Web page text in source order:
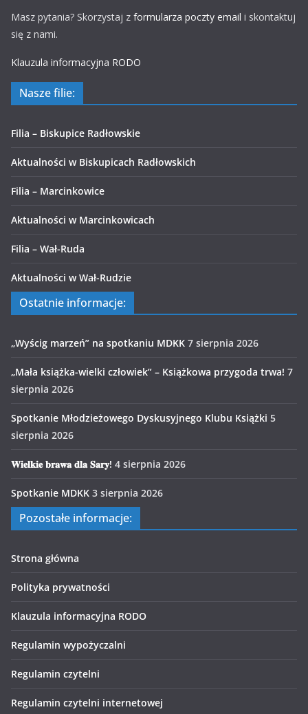
Masz pytania? Skorzystaj z formularza poczty email i skontaktuj
się z nami.
Klauzula informacyjna RODO
Nasze filie:
Filia – Biskupice Radłowskie
Aktualności w Biskupicach Radłowskich
Filia – Marcinkowice
Aktualności w Marcinkowicach
Filia – Wał-Ruda
Aktualności w Wał-Rudzie
Ostatnie informacje:
„Wyścig marzeń” na spotkaniu MDKK 7 sierpnia 2026
„Mała książka-wielki człowiek” – Książkowa przygoda trwa! 7
sierpnia 2026
Spotkanie Młodzieżowego Dyskusyjnego Klubu Książki 5
sierpnia 2026
𝐖𝐢𝐞𝐥𝐤𝐢𝐞 𝐛𝐫𝐚𝐰𝐚 𝐝𝐥𝐚 𝐒𝐚𝐫𝐲! 4 sierpnia 2026
Spotkanie MDKK 3 sierpnia 2026
Pozostałe informacje:
Strona główna
Polityka prywatności
Klauzula informacyjna RODO
Regulamin wypożyczalni
Regulamin czytelni
Regulamin czytelni internetowej